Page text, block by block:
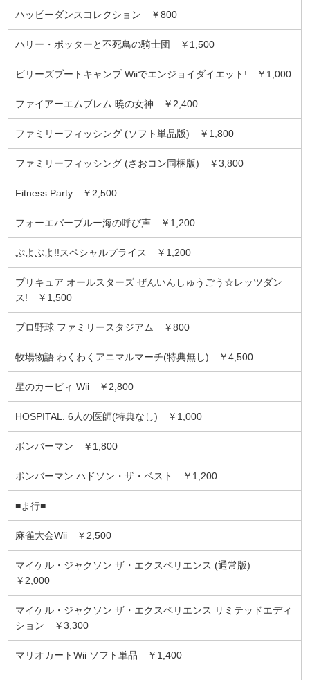
ハッピーダンスコレクション ￥800
ハリー・ポッターと不死鳥の騎士団 ￥1,500
ビリーズブートキャンプ Wiiでエンジョイダイエット! ￥1,000
ファイアーエムブレム 暁の女神 ￥2,400
ファミリーフィッシング (ソフト単品版) ￥1,800
ファミリーフィッシング (さおコン同梱版) ￥3,800
Fitness Party ￥2,500
フォーエバーブルー海の呼び声 ￥1,200
ぷよぷよ!!スペシャルプライス ￥1,200
プリキュア オールスターズ ぜんいんしゅうごう☆レッツダン
ス! ￥1,500
プロ野球 ファミリースタジアム ￥800
牧場物語 わくわくアニマルマーチ(特典無し) ￥4,500
星のカービィ Wii ￥2,800
HOSPITAL. 6人の医師(特典なし) ￥1,000
ボンバーマン ￥1,800
ボンバーマン ハドソン・ザ・ベスト ￥1,200
■ま行■
麻雀大会Wii ￥2,500
マイケル・ジャクソン ザ・エクスペリエンス (通常版)
￥2,000
マイケル・ジャクソン ザ・エクスペリエンス リミテッドエディ
ション ￥3,300
マリオカートWii ソフト単品 ￥1,400